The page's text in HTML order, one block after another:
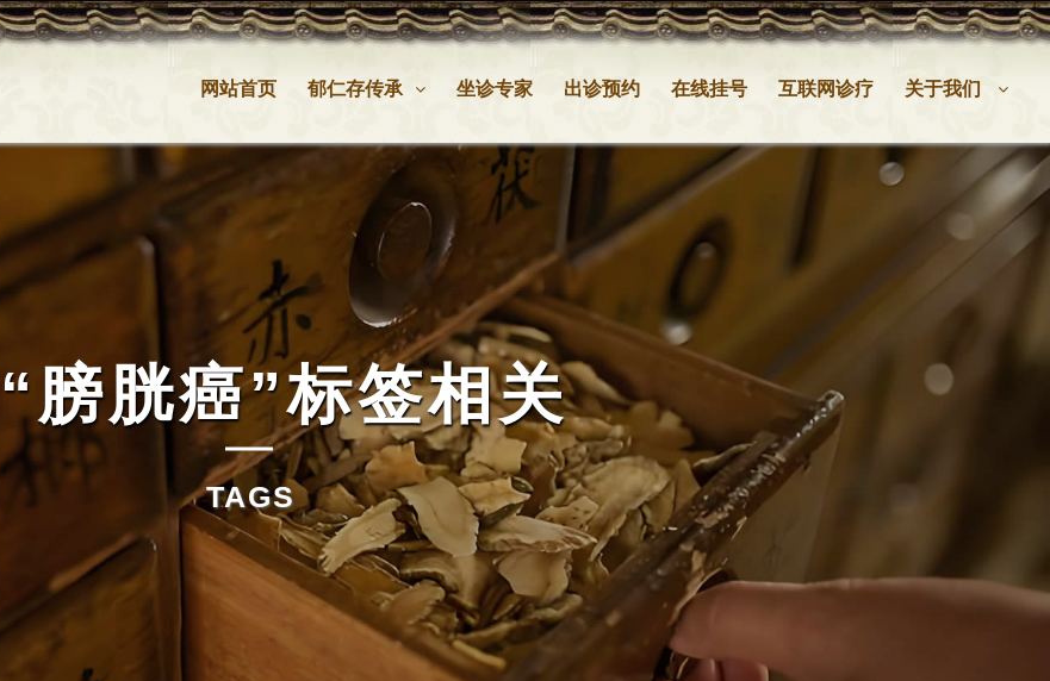
网站首页 郁仁存传承 坐诊专家 出诊预约 在线挂号 互联网诊疗 关于我们
“膀胱癌”标签相关
TAGS